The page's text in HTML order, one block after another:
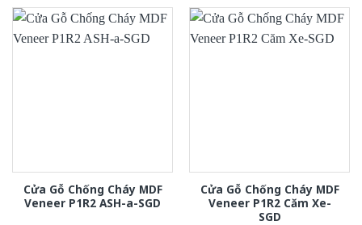
Cửa Gỗ Chống Cháy MDF
Veneer P1R2 ASH-a-SGD
Cửa Gỗ Chống Cháy MDF
Veneer P1R2 Căm Xe-
SGD